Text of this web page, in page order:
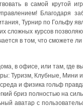
в самой крутой
Благодаря
Турнир по Гольфу
сложных курсов
в том, что сможете ли
в офисе, или там, где
Туризм, Клубные, Мини
и физика гольф
бриз полностью на
аватар с